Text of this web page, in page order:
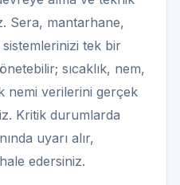
Sera, mantarhane,
tek bir
sıcaklık, nem,
nemi verilerini gerçek
Kritik durumlarda
uyarı alır,
edersiniz.